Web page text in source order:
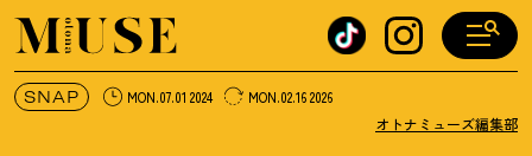
オトナミューズ ウェブ
SNAP MON.07.01 2024 MON.02.16 2026
オトナミューズ編集部